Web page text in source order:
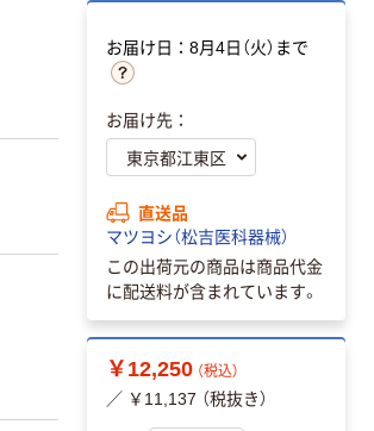
お届け日：8月4日（火）まで
お届け先：
直送品
マツヨシ（松吉医科器械）
この出荷元の商品は商品代金
に配送料が含まれています。
￥12,250 （税込）
／ ￥11,137 （税抜き）